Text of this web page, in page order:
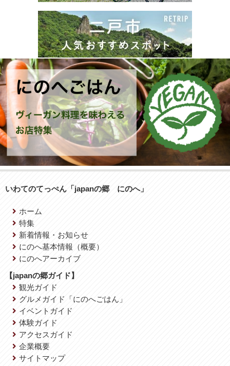
いわてのてっぺん「japanの郷 にのへ」
ホーム
特集
新着情報・お知らせ
にのへ基本情報（概要）
にのへアーカイブ
【japanの郷ガイド】
観光ガイド
グルメガイド「にのへごはん」
イベントガイド
体験ガイド
アクセスガイド
企業概要
サイトマップ